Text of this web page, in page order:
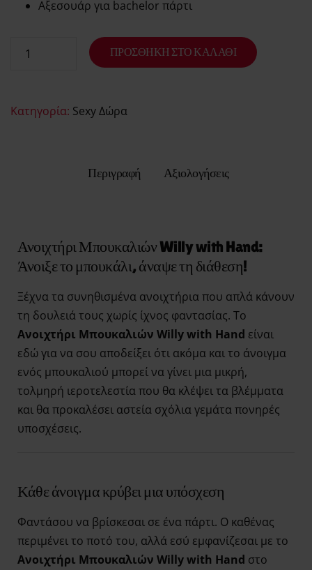
Αξεσουάρ για bachelor πάρτι
ΠΡΟΣΘΉΚΗ ΣΤΟ ΚΑΛΆΘΙ
Κατηγορία: Sexy Δώρα
Περιγραφή Αξιολογήσεις
Ανοιχτήρι Μπουκαλιών Willy with Hand:
Άνοιξε το μπουκάλι, άναψε τη διάθεση!
Ξέχνα τα συνηθισμένα ανοιχτήρια που απλά κάνουν
τη δουλειά τους χωρίς ίχνος φαντασίας. Το
Ανοιχτήρι Μπουκαλιών Willy with Hand είναι
εδώ για να σου αποδείξει ότι ακόμα και το άνοιγμα
ενός μπουκαλιού μπορεί να γίνει μια μικρή,
τολμηρή ιεροτελεστία που θα κλέψει τα βλέμματα
και θα προκαλέσει αστεία σχόλια γεμάτα πονηρές
υποσχέσεις.
Κάθε άνοιγμα κρύβει μια υπόσχεση
Φαντάσου να βρίσκεσαι σε ένα πάρτι. Ο καθένας
περιμένει το ποτό του, αλλά εσύ εμφανίζεσαι με το
Ανοιχτήρι Μπουκαλιών Willy with Hand στο